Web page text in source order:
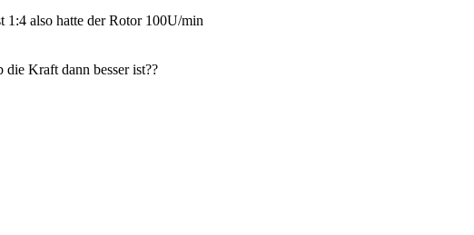
1:4 also hatte der Rotor 100U/min
Kraft dann besser ist??